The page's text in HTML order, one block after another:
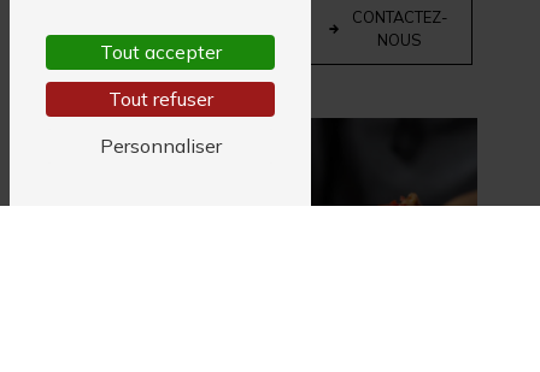
PLUS
CONTACTEZ-
NOUS
Tout accepter
Tout refuser
Personnaliser